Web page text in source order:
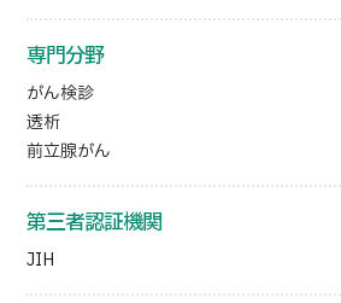
専門分野
がん検診
透析
前立腺がん
第三者認証機関
JIH